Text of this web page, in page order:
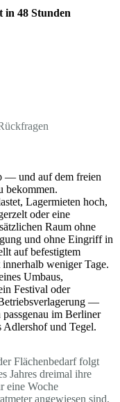
48 Stunden
— und auf dem freien
bekommen.
Lagermieten hoch,
oder eine
Raum ohne
und ohne Eingriff in
auf befestigtem
weniger Tage.
Umbaus,
Festival oder
—
im Berliner
Adlershof und Tegel.
Flächenbedarf folgt
Jahres dreimal ihre
eine Woche
angewiesen sind,